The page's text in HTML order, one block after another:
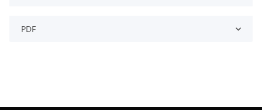
PDF